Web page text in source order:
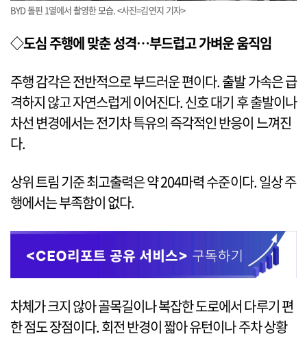
BYD 돌핀 1열에서 촬영한 모습. <사진=김연지 기자>
◇도심 주행에 맞춘 성격…부드럽고 가벼운 움직임
주행 감각은 전반적으로 부드러운 편이다. 출발 가속은 급
격하지 않고 자연스럽게 이어진다. 신호 대기 후 출발이나
차선 변경에서는 전기차 특유의 즉각적인 반응이 느껴진
다.
상위 트림 기준 최고출력은 약 204마력 수준이다. 일상 주
행에서는 부족함이 없다.
차체가 크지 않아 골목길이나 복잡한 도로에서 다루기 편
한 점도 장점이다. 회전 반경이 짧아 유턴이나 주차 상황